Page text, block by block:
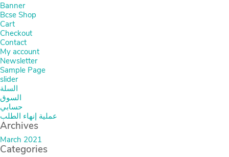
Banner
Bcse Shop
Cart
Checkout
Contact
My account
Newsletter
Sample Page
slider
السلة
السوق
حسابي
عملية إنهاء الطلب
Archives
March 2021
Categories